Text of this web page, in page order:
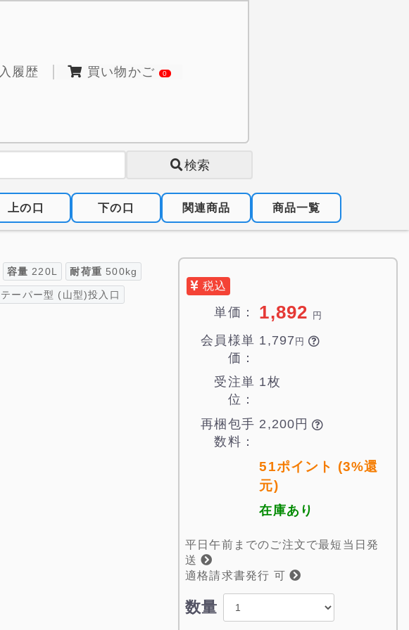
履歴 買い物かご 0
検索
上の口 下の口 関連商品 商品一覧
容量 220L 耐荷重 500kg
テーパー型 (山型)投入口
税込
単価： 1,892 円
会員様単
価：
1,797 円 
受注単
位：
1枚
再梱包手
数料：
2,200円 
51ポイント (3%還
元)
在庫あり
平日午前までのご注文で最短当日発
送
適格請求書発行 可
数量